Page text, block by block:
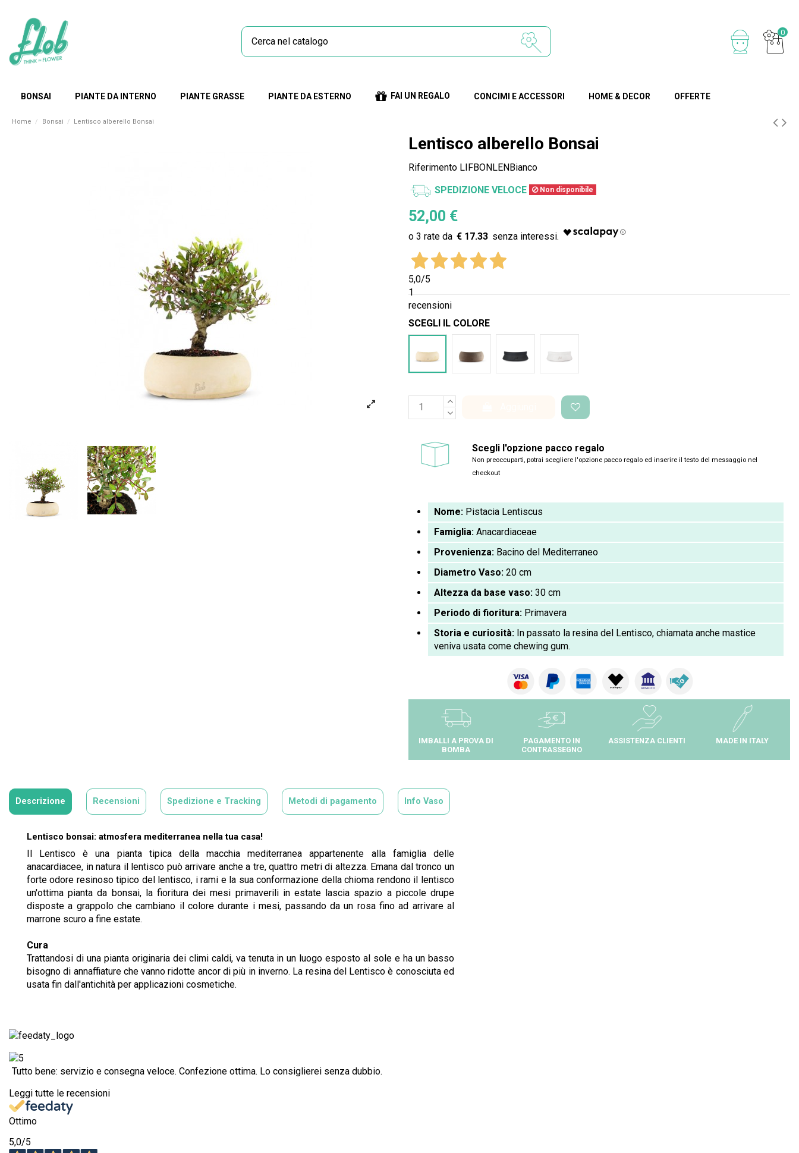
0
BONSAI PIANTE DA INTERNO PIANTE GRASSE PIANTE DA ESTERNO FAI UN REGALO CONCIMI E ACCESSORI HOME & DECOR OFFERTE
Home Bonsai Lentisco alberello Bonsai
Lentisco alberello Bonsai
Riferimento LIFBONLENBianco
SPEDIZIONE VELOCE Non disponibile
52,00 €
€ 17.33
5,0/5
1
recensioni
SCEGLI IL COLORE
Scegli l'opzione pacco regalo
Non preoccuparti, potrai scegliere l'opzione pacco regalo ed inserire il testo del messaggio nel
checkout
Nome: Pistacia Lentiscus
Famiglia: Anacardiaceae
Provenienza: Bacino del Mediterraneo
Diametro Vaso: 20 cm
Altezza da base vaso: 30 cm
Periodo di fioritura: Primavera
Storia e curiosità: In passato la resina del Lentisco, chiamata anche mastice
veniva usata come chewing gum.
IMBALLI A PROVA DI
BOMBA
PAGAMENTO IN
CONTRASSEGNO
ASSISTENZA CLIENTI MADE IN ITALY
Descrizione Recensioni Spedizione e Tracking Metodi di pagamento Info Vaso
Lentisco bonsai: atmosfera mediterranea nella tua casa!
Il Lentisco è una pianta tipica della macchia mediterranea appartenente alla famiglia delle
anacardiacee, in natura il lentisco può arrivare anche a tre, quattro metri di altezza. Emana dal tronco un
forte odore resinoso tipico del lentisco, i rami e la sua conformazione della chioma rendono il lentisco
un'ottima pianta da bonsai, la fioritura dei mesi primaverili in estate lascia spazio a piccole drupe
disposte a grappolo che cambiano il colore durante i mesi, passando da un rosa fino ad arrivare al
marrone scuro a fine estate.
Cura
Trattandosi di una pianta originaria dei climi caldi, va tenuta in un luogo esposto al sole e ha un basso
bisogno di annaffiature che vanno ridotte ancor di più in inverno. La resina del Lentisco è conosciuta ed
usata fin dall'antichità per applicazioni cosmetiche.
Tutto bene: servizio e consegna veloce. Confezione ottima. Lo consiglierei senza dubbio.
Leggi tutte le recensioni
Ottimo
5,0/5